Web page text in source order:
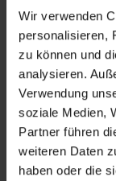
Wir verwenden
personalisieren,
zu können und
analysieren.
Verwendung
soziale Medien,
Partner führen
weiteren Daten
haben oder die
• Without infeed
conveyor between
Coding station:
• Receptacle for
printhead and
• Camera control
• bad ejection
• Connection 115/